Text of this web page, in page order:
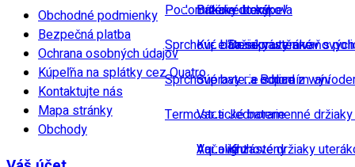
Batérie do kúpeľa
Kúpeľňa súpravy s
Súpravy na odpad z vaní
Vane
Vaňové zásteny
Podomítkové boxy
Sprchové baterie nástěnné
Sprchové baterie s horním
Termostatické baterie
Aqualight
Držiaky uterákov
Držiaky uterákov s
Police
Jednoramenné
Kruhové držiaky
Obchodné podmienky
Bezpečná platba
Ochrana osobných údajov
Kúpeľňa na splátky cez Quatro
Kontaktujte nás
Mapa stránky
Obchody